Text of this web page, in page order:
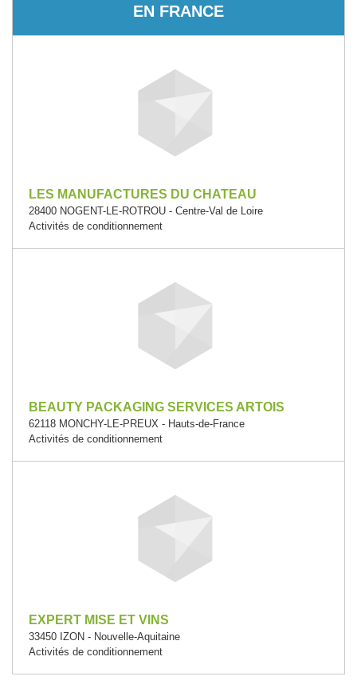
EN FRANCE
LES MANUFACTURES DU CHATEAU
28400 NOGENT-LE-ROTROU - Centre-Val de Loire
Activités de conditionnement
BEAUTY PACKAGING SERVICES ARTOIS
62118 MONCHY-LE-PREUX - Hauts-de-France
Activités de conditionnement
EXPERT MISE ET VINS
33450 IZON - Nouvelle-Aquitaine
Activités de conditionnement